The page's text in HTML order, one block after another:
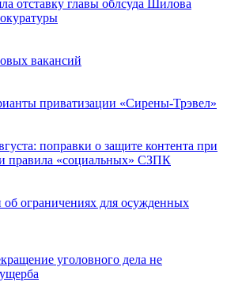
отставку главы облсуда Шилова
вакансий
приватизации «Сирены-Трэвел»
поправки о защите контента при
правила «социальных» СЗПК
ограничениях для осужденных
уголовного дела не